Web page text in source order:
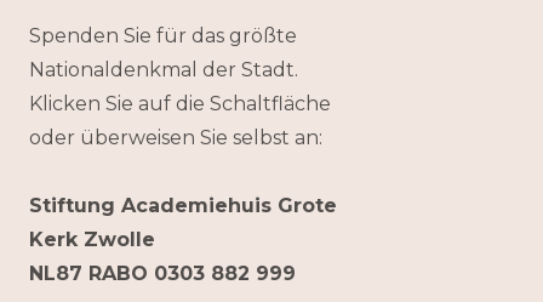
Spenden Sie für das größte
Nationaldenkmal der Stadt.
Klicken Sie auf die Schaltfläche
oder überweisen Sie selbst an:
Stiftung Academiehuis Grote
Kerk Zwolle
NL87 RABO 0303 882 999